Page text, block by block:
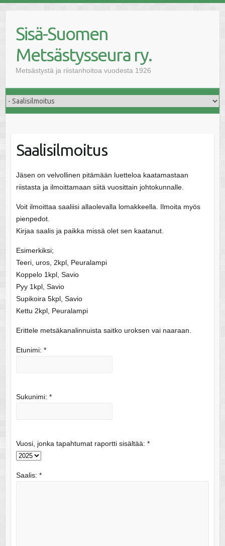
contentSisä-Suomen
Metsästysseura ry.
Metsästystä ja riistanhoitoa vuodesta 1926
Saalisilmoitus
Jäsen on velvollinen pitämään luetteloa kaatamastaan
riistasta ja ilmoittamaan siitä vuosittain johtokunnalle.
Voit ilmoittaa saaliisi allaolevalla lomakkeella. Ilmoita myös
pienpedot.
Kirjaa saalis ja paikka missä olet sen kaatanut.
Esimerkiksi;
Teeri, uros, 2kpl, Peuralampi
Koppelo 1kpl, Savio
Pyy 1kpl, Savio
Supikoira 5kpl, Savio
Kettu 2kpl, Peuralampi
Erittele metsäkanalinnuista saitko uroksen vai naaraan.
Etunimi: *
Sukunimi: *
Vuosi, jonka tapahtumat raportti sisältää: *
Saalis: *